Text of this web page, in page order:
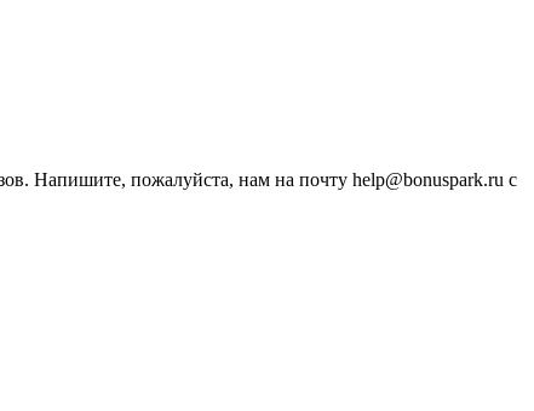
Напишите, пожалуйста, нам на почту help@bonuspark.ru с